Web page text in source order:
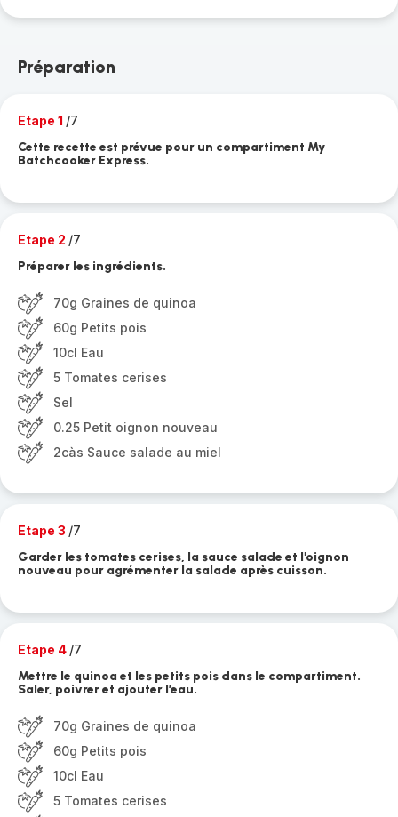
Préparation
Etape 1 /7
Cette recette est prévue pour un compartiment My
Batchcooker Express.
Etape 2 /7
Préparer les ingrédients.
70g Graines de quinoa
60g Petits pois
10cl Eau
5 Tomates cerises
Sel
0.25 Petit oignon nouveau
2càs Sauce salade au miel
Etape 3 /7
Garder les tomates cerises, la sauce salade et l'oignon
nouveau pour agrémenter la salade après cuisson.
Etape 4 /7
Mettre le quinoa et les petits pois dans le compartiment.
Saler, poivrer et ajouter l’eau.
70g Graines de quinoa
60g Petits pois
10cl Eau
5 Tomates cerises